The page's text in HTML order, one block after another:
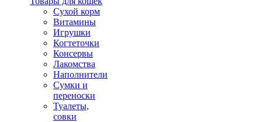
Cухой корм
Витамины
Игрушки
Когтеточки
Консервы
Лакомства
Наполнители
Сумки и
переноски
Туалеты,
совки